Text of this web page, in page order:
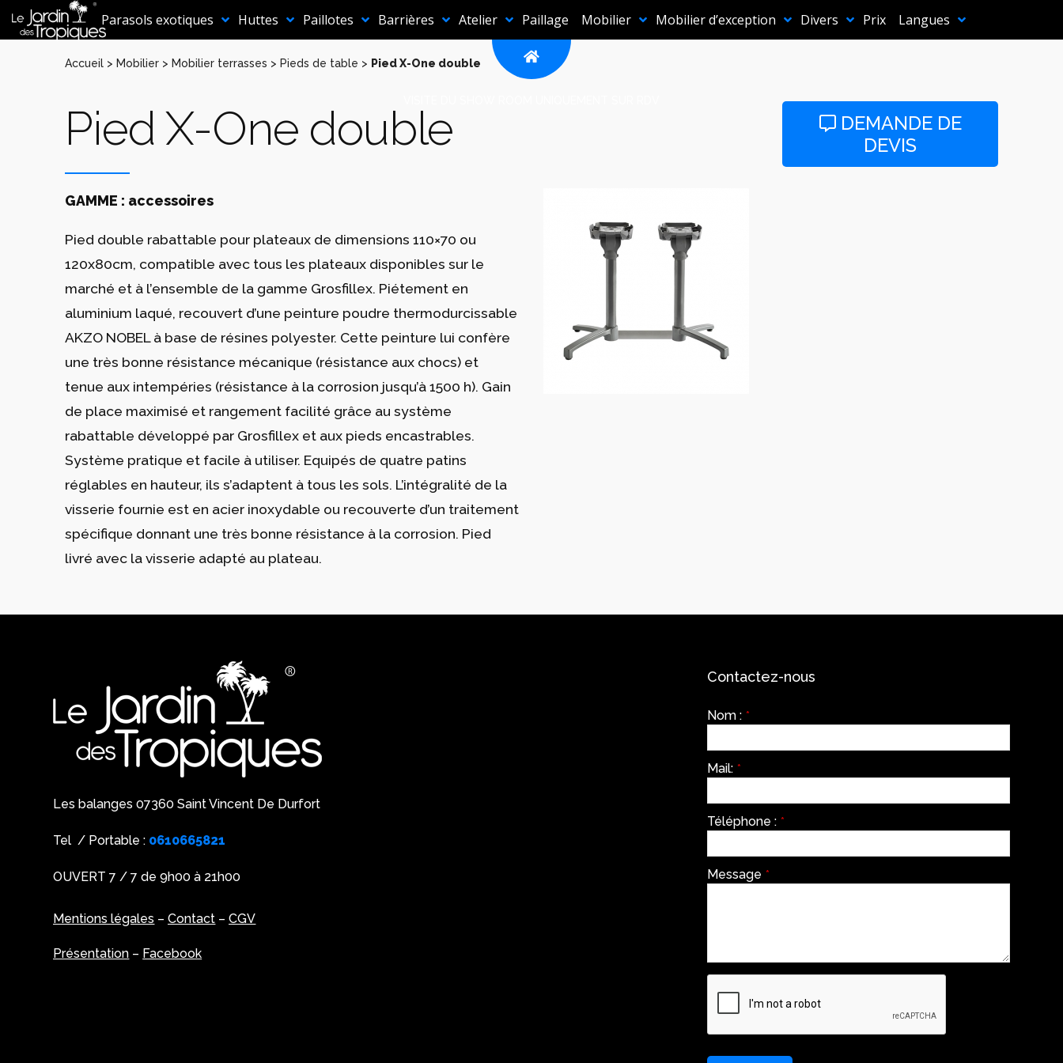
Aller
au
contenu
Parasols exotiques Huttes Paillotes Barrières Atelier Paillage Mobilier Mobilier d’exception Divers Prix Langues
Accueil > Mobilier > Mobilier terrasses > Pieds de table > Pied X-One double
Pied X-One double
DEMANDE DE
DEVIS
GAMME : accessoires
Pied double rabattable pour plateaux de dimensions 110×70 ou
120x80cm, compatible avec tous les plateaux disponibles sur le
marché et à l’ensemble de la gamme Grosfillex. Piétement en
aluminium laqué, recouvert d’une peinture poudre thermodurcissable
AKZO NOBEL à base de résines polyester. Cette peinture lui confère
une très bonne résistance mécanique (résistance aux chocs) et
tenue aux intempéries (résistance à la corrosion jusqu’à 1500 h). Gain
de place maximisé et rangement facilité grâce au système
rabattable développé par Grosfillex et aux pieds encastrables.
Système pratique et facile à utiliser. Equipés de quatre patins
réglables en hauteur, ils s’adaptent à tous les sols. L’intégralité de la
visserie fournie est en acier inoxydable ou recouverte d’un traitement
spécifique donnant une très bonne résistance à la corrosion. Pied
livré avec la visserie adapté au plateau.
Les balanges 07360 Saint Vincent De Durfort
Tel / Portable : 0610665821
OUVERT 7 / 7 de 9h00 à 21h00
Mentions légales –Contact –CGV
Présentation – Facebook
Contactez-nous
Nom : *
Mail: *
Téléphone : *
Message *